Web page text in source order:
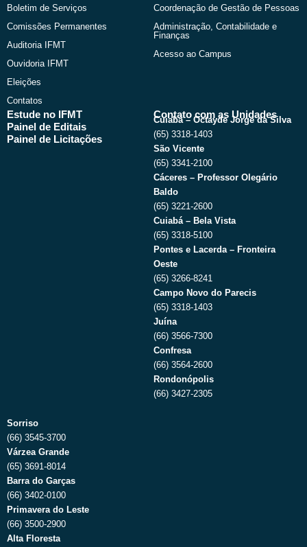
Boletim de Serviços
Comissões Permanentes
Auditoria IFMT
Ouvidoria IFMT
Eleições
Contatos
Coordenação de Gestão de Pessoas
Administração, Contabilidade e
Finanças
Acesso ao Campus
Estude no IFMT
Painel de Editais
Painel de Licitações
Contato com as Unidades
Cuiabá – Octayde Jorge da Silva
(65) 3318-1403
São Vicente
(65) 3341-2100
Cáceres – Professor Olegário
Baldo
(65) 3221-2600
Cuiabá – Bela Vista
(65) 3318-5100
Pontes e Lacerda – Fronteira
Oeste
(65) 3266-8241
Campo Novo do Parecis
(65) 3318-1403
Juína
(66) 3566-7300
Confresa
(66) 3564-2600
Rondonópolis
(66) 3427-2305
Sorriso
(66) 3545-3700
Várzea Grande
(65) 3691-8014
Barra do Garças
(66) 3402-0100
Primavera do Leste
(66) 3500-2900
Alta Floresta